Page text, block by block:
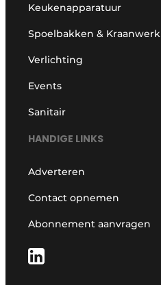
Keukenapparatuur
Spoelbakken & Kraanwerk
Verlichting
Events
Sanitair
HANDIGE LINKS
Adverteren
Contact opnemen
Abonnement aanvragen